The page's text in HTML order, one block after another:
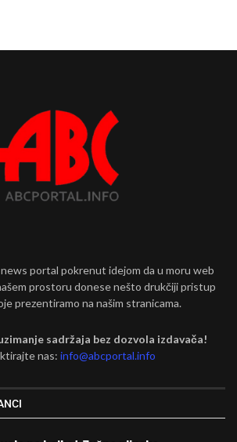
portal pokrenut idejom da u moru web
prostoru donese nešto drukčiji pristup
prezentiramo na našim stranicama.
sadržaja bez dozvola izdavača!
nas:info@abcportal.info